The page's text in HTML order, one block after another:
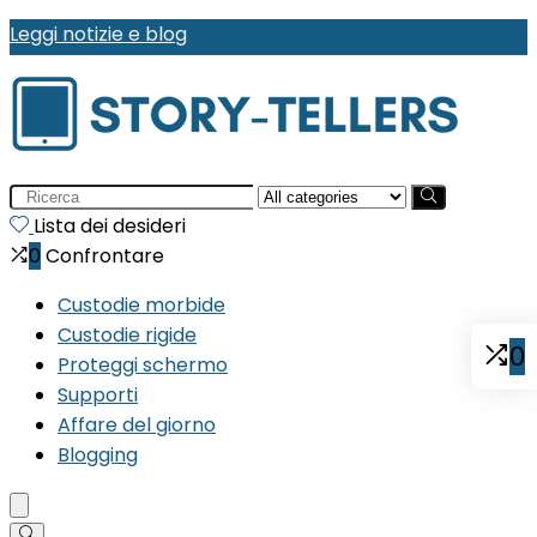
Leggi notizie e blog
Search
for:Lista dei desideri
0 Confrontare
Custodie morbide
Custodie rigide
Proteggi schermo
Supporti
Affare del giorno
Blogging
0